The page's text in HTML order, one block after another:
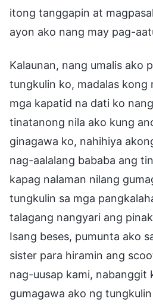
itong tanggapin at
ayon ako nang may pag-
Kalaunan, nang umalis ako
tungkulin ko, madalas kong
mga kapatid na dati ko
tinatanong nila ako kung
ginagawa ko, nahihiya
nag-aalalang bababa ang
kapag nalaman nilang
tungkulin sa mga
talagang nangyari ang
Isang beses, pumunta ako
sister para hiramin ang
nag-uusap kami, nabanggit
gumagawa ako ng